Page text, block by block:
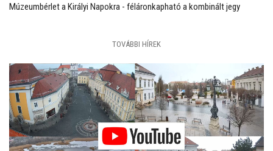
Múzeumbérlet a Királyi Napokra - féláronkapható a kombinált jegy
TOVÁBBI HÍREK